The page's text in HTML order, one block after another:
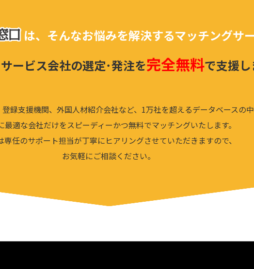
は、そんなお悩みを解決するマッチングサ
ービス会社の選定･発注を完全無料で支援
録支援機関、外国人材紹介会社など、1万社を超えるデータベースの
最適な会社だけをスピーディーかつ無料でマッチングいたします。
専任のサポート担当が丁寧にヒアリングさせていただきますので、
お気軽にご相談ください。